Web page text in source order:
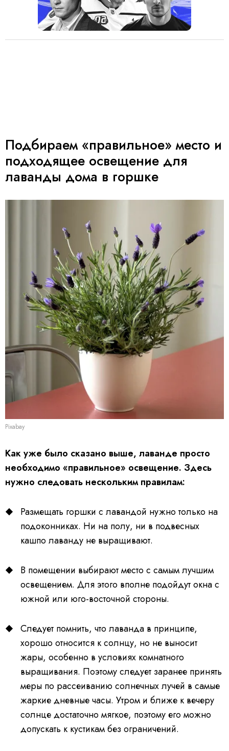
Подбираем «правильное» место и
подходящее освещение для
лаванды дома в горшке
Pixabay
Как уже было сказано выше, лаванде просто
необходимо «правильное» освещение. Здесь
нужно следовать нескольким правилам:
Размещать горшки с лавандой нужно только на
подоконниках. Ни на полу, ни в подвесных
кашпо лаванду не выращивают.
В помещении выбирают место с самым лучшим
освещением. Для этого вполне подойдут окна с
южной или юго-восточной стороны.
Следует помнить, что лаванда в принципе,
хорошо относится к солнцу, но не выносит
жары, особенно в условиях комнатного
выращивания. Поэтому следует заранее принять
меры по рассеиванию солнечных лучей в самые
жаркие дневные часы. Утром и ближе к вечеру
солнце достаточно мягкое, поэтому его можно
допускать к кустикам без ограничений.